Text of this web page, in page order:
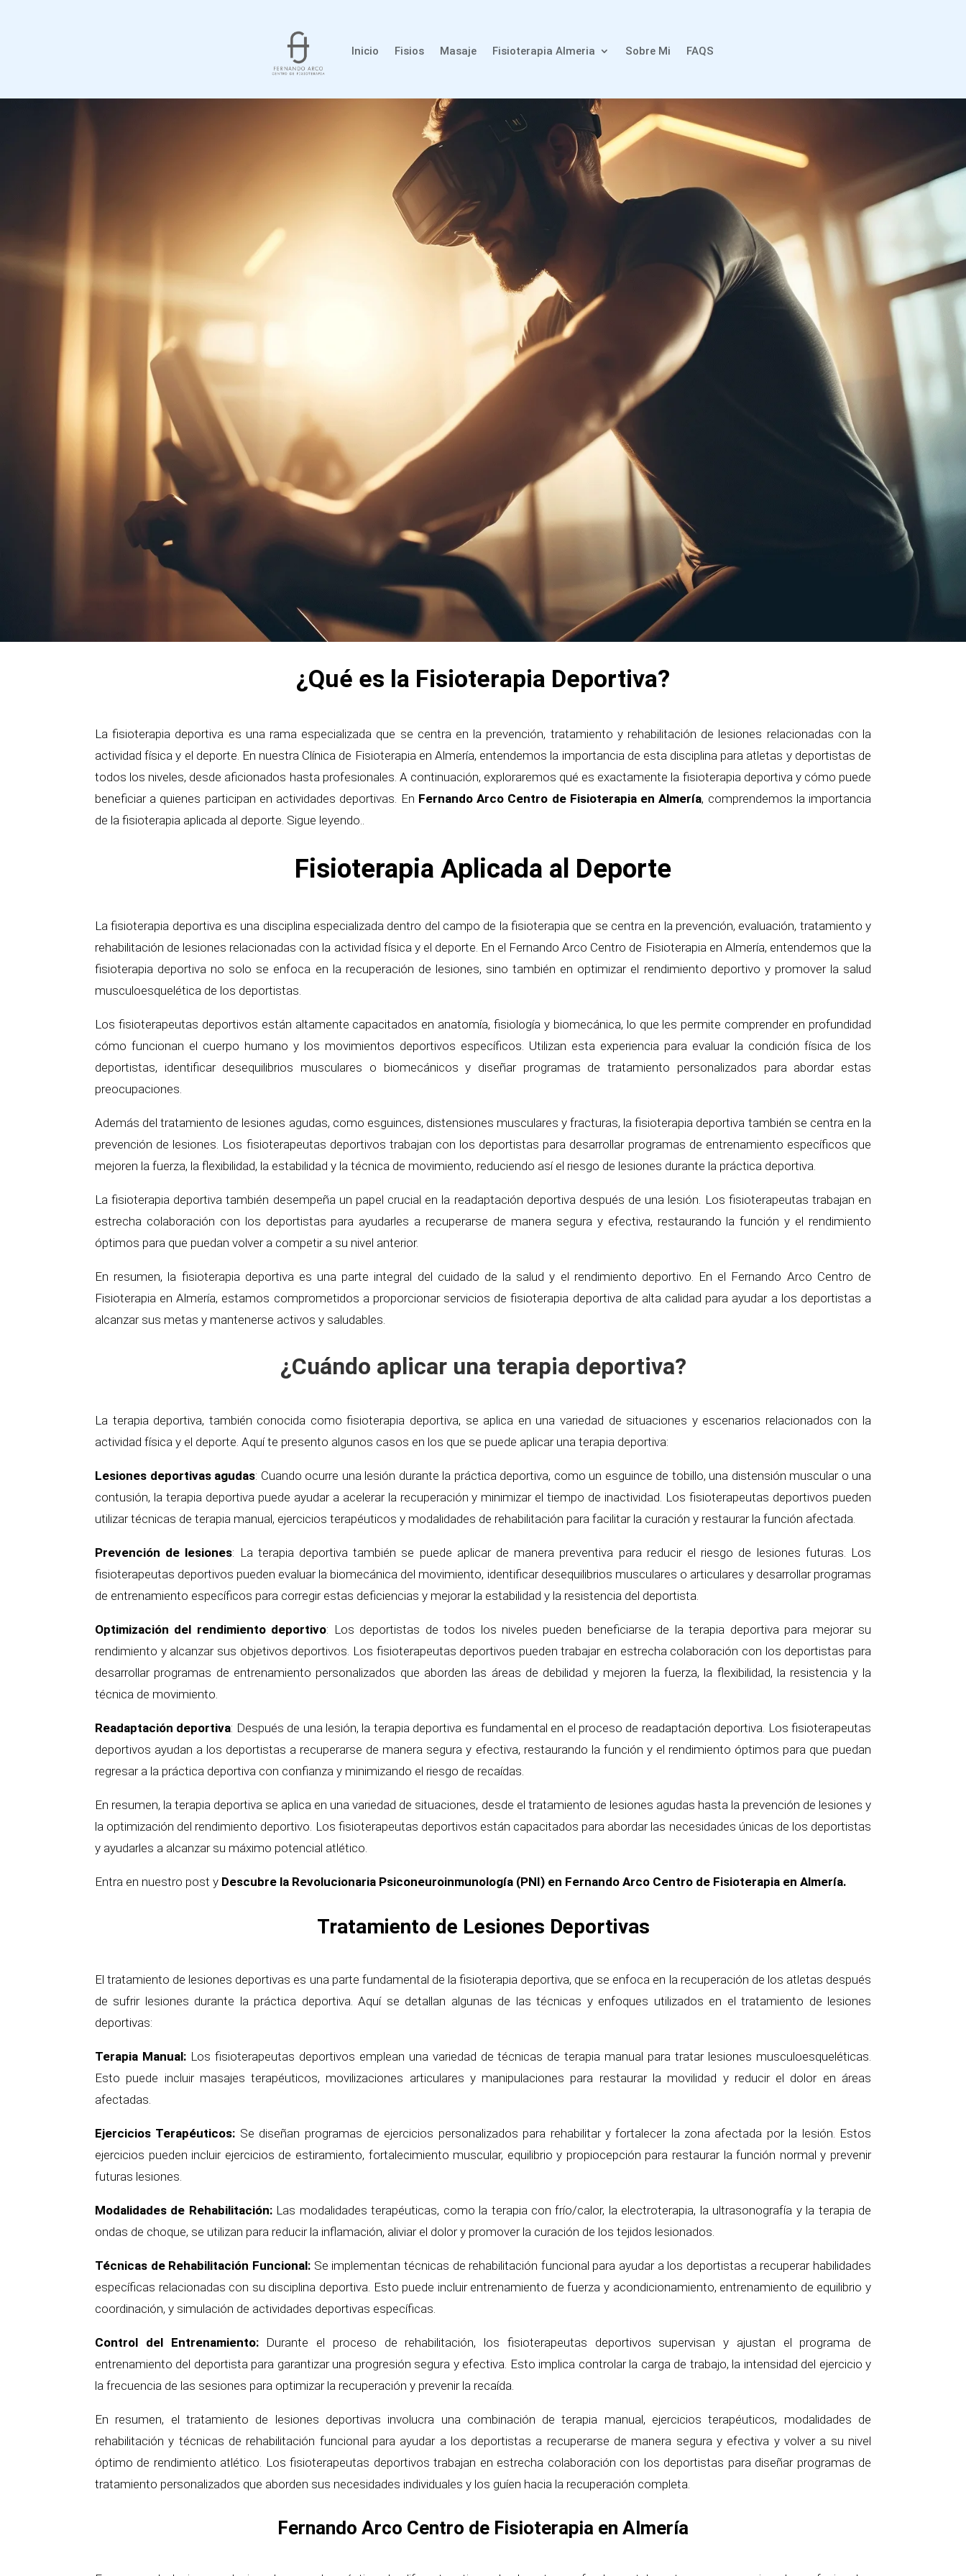
Inicio Fisios Masaje Fisioterapia Almeria Sobre Mi FAQS
¿Qué es la Fisioterapia Deportiva?
La fisioterapia deportiva es una rama especializada que se centra en la prevención, tratamiento y rehabilitación de lesiones relacionadas con la
actividad física y el deporte. En nuestra Clínica de Fisioterapia en Almería, entendemos la importancia de esta disciplina para atletas y deportistas de
todos los niveles, desde aficionados hasta profesionales. A continuación, exploraremos qué es exactamente la fisioterapia deportiva y cómo puede
beneficiar a quienes participan en actividades deportivas. En Fernando Arco Centro de Fisioterapia en Almería, comprendemos la importancia
de la fisioterapia aplicada al deporte. Sigue leyendo..
Fisioterapia Aplicada al Deporte
La fisioterapia deportiva es una disciplina especializada dentro del campo de la fisioterapia que se centra en la prevención, evaluación, tratamiento y
rehabilitación de lesiones relacionadas con la actividad física y el deporte. En el Fernando Arco Centro de Fisioterapia en Almería, entendemos que la
fisioterapia deportiva no solo se enfoca en la recuperación de lesiones, sino también en optimizar el rendimiento deportivo y promover la salud
musculoesquelética de los deportistas.
Los fisioterapeutas deportivos están altamente capacitados en anatomía, fisiología y biomecánica, lo que les permite comprender en profundidad
cómo funcionan el cuerpo humano y los movimientos deportivos específicos. Utilizan esta experiencia para evaluar la condición física de los
deportistas, identificar desequilibrios musculares o biomecánicos y diseñar programas de tratamiento personalizados para abordar estas
preocupaciones.
Además del tratamiento de lesiones agudas, como esguinces, distensiones musculares y fracturas, la fisioterapia deportiva también se centra en la
prevención de lesiones. Los fisioterapeutas deportivos trabajan con los deportistas para desarrollar programas de entrenamiento específicos que
mejoren la fuerza, la flexibilidad, la estabilidad y la técnica de movimiento, reduciendo así el riesgo de lesiones durante la práctica deportiva.
La fisioterapia deportiva también desempeña un papel crucial en la readaptación deportiva después de una lesión. Los fisioterapeutas trabajan en
estrecha colaboración con los deportistas para ayudarles a recuperarse de manera segura y efectiva, restaurando la función y el rendimiento
óptimos para que puedan volver a competir a su nivel anterior.
En resumen, la fisioterapia deportiva es una parte integral del cuidado de la salud y el rendimiento deportivo. En el Fernando Arco Centro de
Fisioterapia en Almería, estamos comprometidos a proporcionar servicios de fisioterapia deportiva de alta calidad para ayudar a los deportistas a
alcanzar sus metas y mantenerse activos y saludables.
¿Cuándo aplicar una terapia deportiva?
La terapia deportiva, también conocida como fisioterapia deportiva, se aplica en una variedad de situaciones y escenarios relacionados con la
actividad física y el deporte. Aquí te presento algunos casos en los que se puede aplicar una terapia deportiva:
Lesiones deportivas agudas: Cuando ocurre una lesión durante la práctica deportiva, como un esguince de tobillo, una distensión muscular o una
contusión, la terapia deportiva puede ayudar a acelerar la recuperación y minimizar el tiempo de inactividad. Los fisioterapeutas deportivos pueden
utilizar técnicas de terapia manual, ejercicios terapéuticos y modalidades de rehabilitación para facilitar la curación y restaurar la función afectada.
Prevención de lesiones: La terapia deportiva también se puede aplicar de manera preventiva para reducir el riesgo de lesiones futuras. Los
fisioterapeutas deportivos pueden evaluar la biomecánica del movimiento, identificar desequilibrios musculares o articulares y desarrollar programas
de entrenamiento específicos para corregir estas deficiencias y mejorar la estabilidad y la resistencia del deportista.
Optimización del rendimiento deportivo: Los deportistas de todos los niveles pueden beneficiarse de la terapia deportiva para mejorar su
rendimiento y alcanzar sus objetivos deportivos. Los fisioterapeutas deportivos pueden trabajar en estrecha colaboración con los deportistas para
desarrollar programas de entrenamiento personalizados que aborden las áreas de debilidad y mejoren la fuerza, la flexibilidad, la resistencia y la
técnica de movimiento.
Readaptación deportiva: Después de una lesión, la terapia deportiva es fundamental en el proceso de readaptación deportiva. Los fisioterapeutas
deportivos ayudan a los deportistas a recuperarse de manera segura y efectiva, restaurando la función y el rendimiento óptimos para que puedan
regresar a la práctica deportiva con confianza y minimizando el riesgo de recaídas.
En resumen, la terapia deportiva se aplica en una variedad de situaciones, desde el tratamiento de lesiones agudas hasta la prevención de lesiones y
la optimización del rendimiento deportivo. Los fisioterapeutas deportivos están capacitados para abordar las necesidades únicas de los deportistas
y ayudarles a alcanzar su máximo potencial atlético.
Entra en nuestro post y Descubre la Revolucionaria Psiconeuroinmunología (PNI) en Fernando Arco Centro de Fisioterapia en Almería.
Tratamiento de Lesiones Deportivas
El tratamiento de lesiones deportivas es una parte fundamental de la fisioterapia deportiva, que se enfoca en la recuperación de los atletas después
de sufrir lesiones durante la práctica deportiva. Aquí se detallan algunas de las técnicas y enfoques utilizados en el tratamiento de lesiones
deportivas:
Terapia Manual:Los fisioterapeutas deportivos emplean una variedad de técnicas de terapia manual para tratar lesiones musculoesqueléticas.
Esto puede incluir masajes terapéuticos, movilizaciones articulares y manipulaciones para restaurar la movilidad y reducir el dolor en áreas
afectadas.
Ejercicios Terapéuticos: Se diseñan programas de ejercicios personalizados para rehabilitar y fortalecer la zona afectada por la lesión. Estos
ejercicios pueden incluir ejercicios de estiramiento, fortalecimiento muscular, equilibrio y propiocepción para restaurar la función normal y prevenir
futuras lesiones.
Modalidades de Rehabilitación:Las modalidades terapéuticas, como la terapia con frío/calor, la electroterapia, la ultrasonografía y la terapia de
ondas de choque, se utilizan para reducir la inflamación, aliviar el dolor y promover la curación de los tejidos lesionados.
Técnicas de Rehabilitación Funcional:Se implementan técnicas de rehabilitación funcional para ayudar a los deportistas a recuperar habilidades
específicas relacionadas con su disciplina deportiva. Esto puede incluir entrenamiento de fuerza y ​​acondicionamiento, entrenamiento de equilibrio y
coordinación, y simulación de actividades deportivas específicas.
Control del Entrenamiento:Durante el proceso de rehabilitación, los fisioterapeutas deportivos supervisan y ajustan el programa de
entrenamiento del deportista para garantizar una progresión segura y efectiva. Esto implica controlar la carga de trabajo, la intensidad del ejercicio y
la frecuencia de las sesiones para optimizar la recuperación y prevenir la recaída.
En resumen, el tratamiento de lesiones deportivas involucra una combinación de terapia manual, ejercicios terapéuticos, modalidades de
rehabilitación y técnicas de rehabilitación funcional para ayudar a los deportistas a recuperarse de manera segura y efectiva y volver a su nivel
óptimo de rendimiento atlético. Los fisioterapeutas deportivos trabajan en estrecha colaboración con los deportistas para diseñar programas de
tratamiento personalizados que aborden sus necesidades individuales y los guíen hacia la recuperación completa.
Fernando Arco Centro de Fisioterapia en Almería